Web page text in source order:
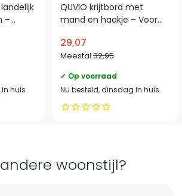
–
huis
QUVIO krijtbord met
mand en haakje – Voor
29,07
Meestal 32,95
✓ Op voorraad
Nu besteld, dinsdag in huis
woonstijl?